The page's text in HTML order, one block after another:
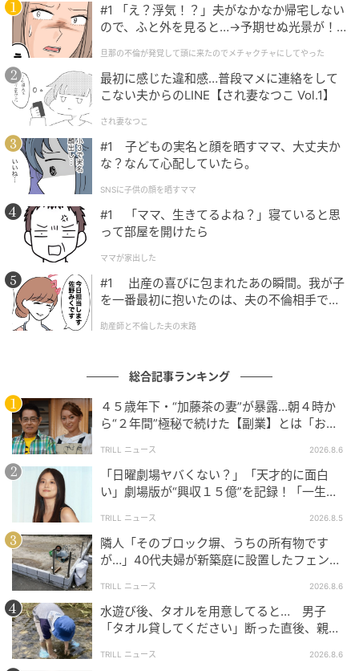
登場！FIFA ワールドカップ 26を祝う“赤い名
作”に注目
の記事をもっとみる
#1 「え？浮気！？」夫がなかなか帰宅しない
ので、ふと外を見ると…→予期せぬ光景が！
クチャにしてやった
旦那の不倫が発覚して頭に来たのでメチャクチャにしてやった
最初に感じた違和感…普段マメに連絡をして
こない夫からのLINE【され妻なつこ Vol.1】
され妻なつこ
#1 子どもの実名と顔を晒すママ、大丈夫か
な？なんて心配していたら。
SNSに子供の顔を晒すママ
#1 「ママ、生きてるよね？」寝ていると思
って部屋を開けたら
ママが家出した
#1 出産の喜びに包まれたあの瞬間。我が子
を一番最初に抱いたのは、夫の不倫相手でし
助産師と不倫した夫の末路
総合記事ランキング
４５歳年下・“加藤茶の妻”が暴露…朝４時か
ら“２年間”極秘で続けた【副業】とは「お金
TRILL ニュース 2026.8.6
「日曜劇場ヤバくない？」「天才的に面白
い」劇場版が“興収１５億”を記録！「一生言
TRILL ニュース 2026.8.5
隣人「そのブロック塀、うちの所有物です
が…」40代夫婦が新築庭に設置したフェン
TRILL ニュース 2026.8.6
水遊び後、タオルを用意してると… 男子
「タオル貸してください」断った直後、親が
TRILL ニュース 2026.8.6